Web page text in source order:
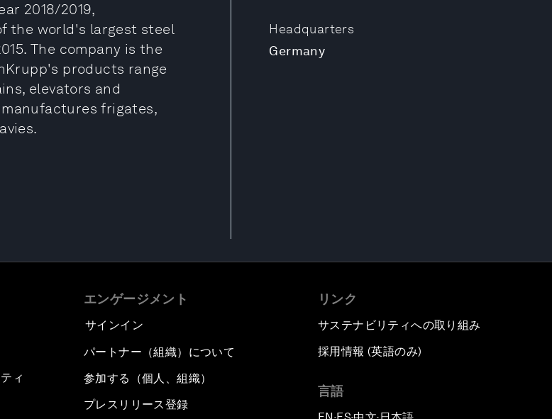
Headquarters
Germany
2018/2019,
the world's largest steel
The company is the
products range
elevators and
frigates,
ィ
エンゲージメント
サインイン
パートナー（組織）について
参加する（個人、組織）
プレスリリース登録
リンク
サステナビリティへの取り組み
採用情報 (英語のみ)
言語
▪ ▪ ▪